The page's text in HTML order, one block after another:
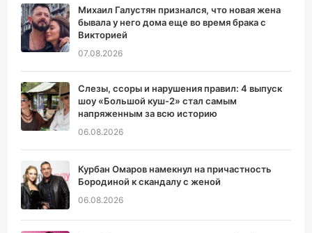
Михаил Галустян признался, что новая жена
бывала у него дома еще во время брака с
Викторией
07.08.2026
Слезы, ссоры и нарушения правил: 4 выпуск
шоу «Большой куш-2» стал самым
напряженным за всю историю
06.08.2026
Курбан Омаров намекнул на причастность
Бородиной к скандалу с женой
06.08.2026